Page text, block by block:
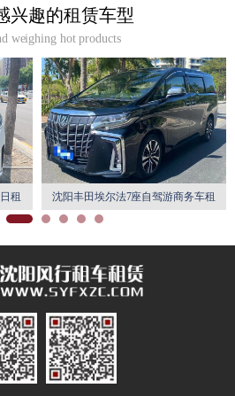
兴趣的租赁车型
weighing hot products
租 沈阳丰田埃尔法7座自驾游商务车租